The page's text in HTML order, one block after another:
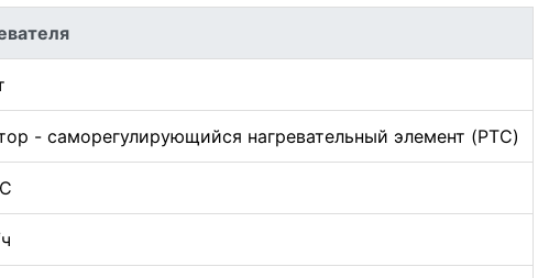
- саморегулирующийся нагревательный элемент (PTC)